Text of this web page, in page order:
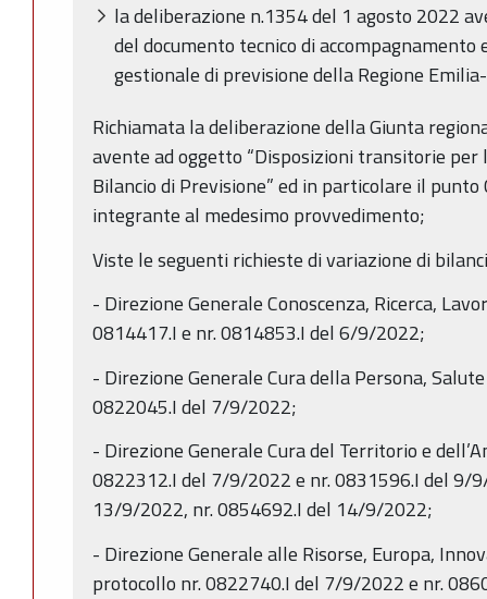
la deliberazione n.1354 del 1 agosto 2022
del documento tecnico di
gestionale di previsione della Regione
Richiamata la deliberazione della Giunta
avente ad oggetto “Disposizioni transitorie
Bilancio di Previsione” ed in particolare il
integrante al medesimo provvedimento;
Viste le seguenti richieste di variazione di
- Direzione Generale Conoscenza, Ricerca,
0814417.I e nr. 0814853.I del 6/9/2022;
- Direzione Generale Cura della Persona,
0822045.I del 7/9/2022;
- Direzione Generale Cura del Territorio e
0822312.I del 7/9/2022 e nr. 0831596.I del 9/
13/9/2022, nr. 0854692.I del 14/9/2022;
- Direzione Generale alle Risorse, Europa,
protocollo nr. 0822740.I del 7/9/2022 e nr.